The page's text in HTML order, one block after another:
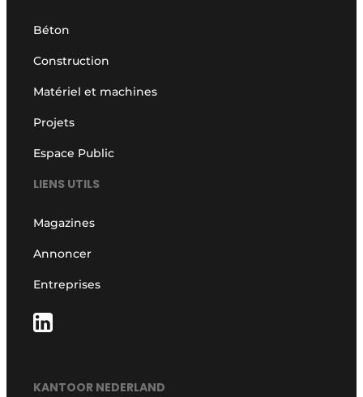
Béton
Construction
Matériel et machines
Projets
Espace Public
LIENS UTILS
Magazines
Annoncer
Entreprises
KANTOOR NEDERLAND